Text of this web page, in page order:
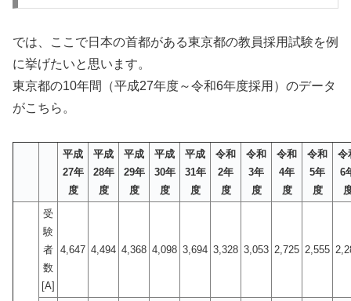
では、ここで日本の首都がある東京都の教員採用試験を例
に挙げたいと思います。
東京都の10年間（平成27年度～令和6年度採用）のデータ
がこちら。
平成
27年
度
平成
28年
度
平成
29年
度
平成
30年
度
平成
31年
度
令和
2年
度
令和
3年
度
令和
4年
度
令和
5年
度
令
6
受
験
者
数
[A]
4,647 4,494 4,368 4,098 3,694 3,328 3,053 2,725 2,555